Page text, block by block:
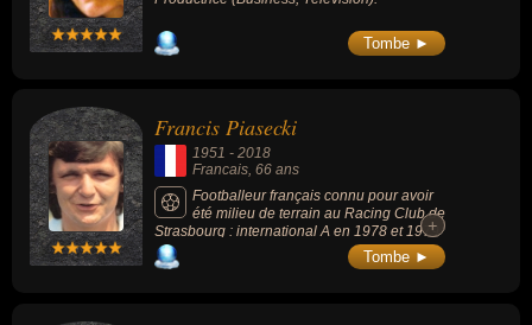
Tombe ►
Francis Piasecki
1951 - 2018
Francais, 66 ans
Footballeur français connu pour avoir
été milieu de terrain au Racing Club de
Strasbourg : international A en 1978 et 1979
(3 sélections), Champion de France en 1979
avec le RC Strasbourg, 478 matches et 96
+
+
Tombe ►